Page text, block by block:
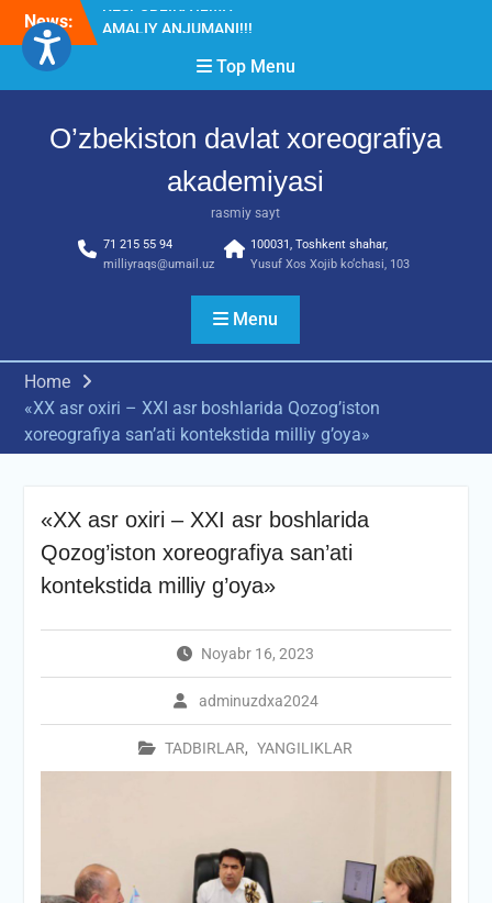
Skip
content
News:
Diqqat e’lon!
2026” tadbiri bo‘lib o‘tdi
RESPUBLIKA ILMIY-
Top Menu
O’zbekiston davlat xoreografiya
akademiyasi
rasmiy sayt
71 215 55 94
milliyraqs@umail.uz
100031, Toshkent shahar,
Yusuf Xos Xojib ko‘chasi, 103
Menu
Home
«XX asr oxiri – ХХI asr boshlarida Qozog’iston
xoreografiya san’ati kontekstida milliy g’oya»
«XX asr oxiri – ХХI asr boshlarida
Qozog’iston xoreografiya san’ati
kontekstida milliy g’oya»
Noyabr 16, 2023
adminuzdxa2024
TADBIRLAR, YANGILIKLAR